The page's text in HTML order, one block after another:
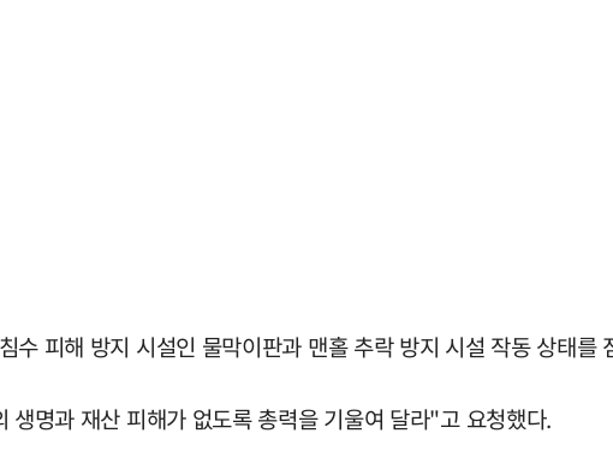
피해 방지 시설인 물막이판과 맨홀 추락 방지 시설 작동 상태를
명과 재산 피해가 없도록 총력을 기울여 달라"고 요청했다.